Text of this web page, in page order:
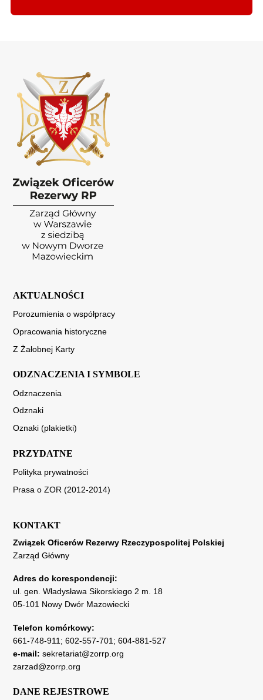
AKTUALNOŚCI
Porozumienia o współpracy
Opracowania historyczne
Z Żałobnej Karty
ODZNACZENIA I SYMBOLE
Odznaczenia
Odznaki
Oznaki (plakietki)
PRZYDATNE
Polityka prywatności
Prasa o ZOR (2012-2014)
KONTAKT
Związek Oficerów Rezerwy Rzeczypospolitej Polskiej
Zarząd Główny
Adres do korespondencji:
ul. gen. Władysława Sikorskiego 2 m. 18
05-101 Nowy Dwór Mazowiecki
Telefon komórkowy:
661-748-911 ; 602-557-701 ; 604-881-527
e-mail: sekretariat@zorrp.org
zarzad@zorrp.org
DANE REJESTROWE